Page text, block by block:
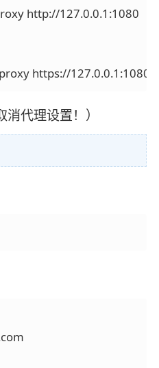
http://127.0.0.1:1080
消代理设置！）